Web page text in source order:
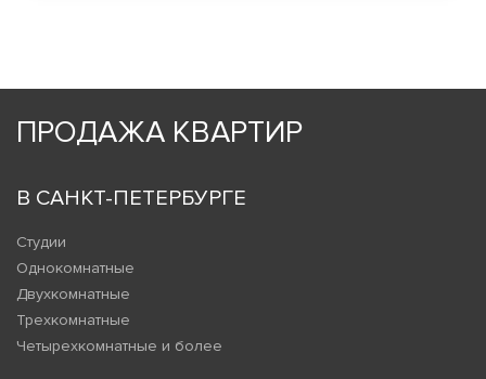
ПРОДАЖА КВАРТИР
В САНКТ-ПЕТЕРБУРГЕ
Студии
Однокомнатные
Двухкомнатные
Трехкомнатные
Четырехкомнатные и более